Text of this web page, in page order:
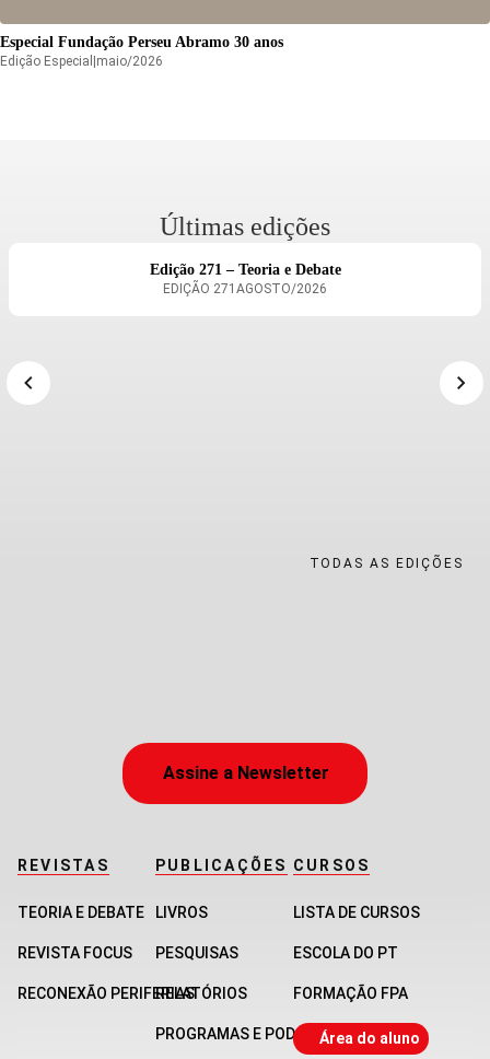
Especial Fundação Perseu Abramo 30 anos
Edição Especial |maio/2026
Últimas edições
Edição 271 – Teoria e Debate
EDIÇÃO 271 AGOSTO/2026
TODAS AS EDIÇÕES
Assine a Newsletter
REVISTAS
TEORIA E DEBATE
REVISTA FOCUS
RECONEXÃO PERIFERIAS
PUBLICAÇÕES
LIVROS
PESQUISAS
RELATÓRIOS
PROGRAMAS E PODCASTS
CURSOS
LISTA DE CURSOS
ESCOLA DO PT
FORMAÇÃO FPA
Área do aluno